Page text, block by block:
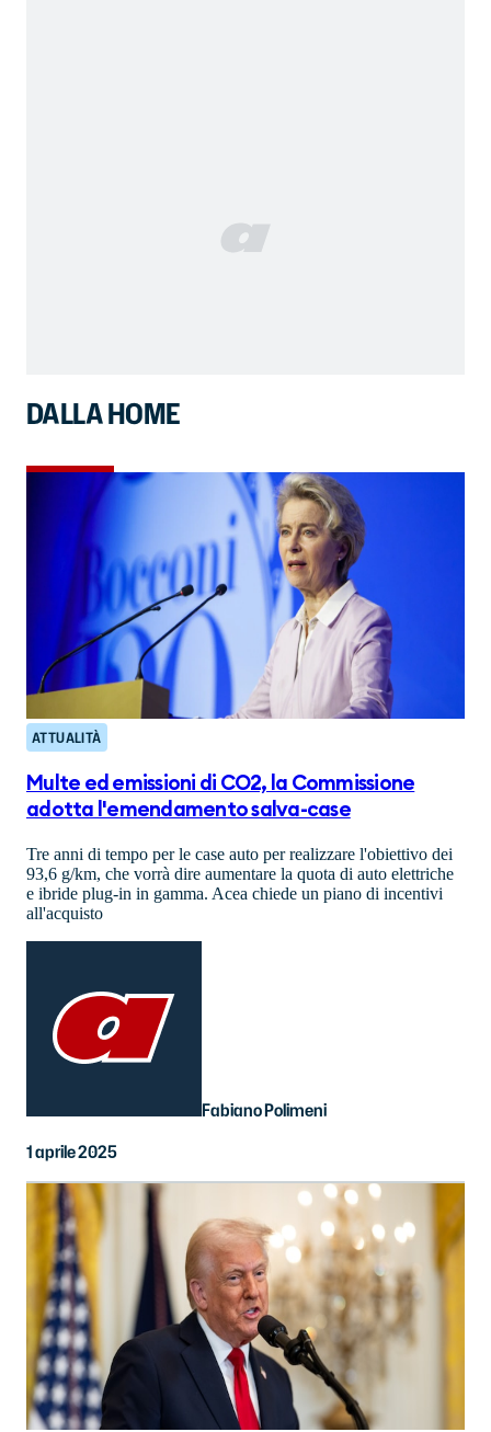
DALLA HOME
ATTUALITÀ
Multe ed emissioni di CO2, la Commissione
adotta l'emendamento salva-case
Tre anni di tempo per le case auto per realizzare l'obiettivo dei
93,6 g/km, che vorrà dire aumentare la quota di auto elettriche
e ibride plug-in in gamma. Acea chiede un piano di incentivi
all'acquisto
Fabiano Polimeni
1 aprile 2025